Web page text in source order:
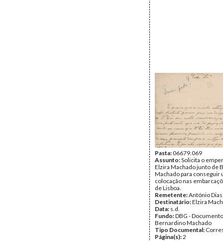
Pasta:06679.069
Assunto:Solicita o
Elzira Machado junto de
Machado para conseguir
colocação nas
de Lisboa.
Remetente:António Dias
Destinatário:Elzira
Data: s.d.
Fundo:DBG -
Bernardino Machado
Tipo Documental:
Página(s):2